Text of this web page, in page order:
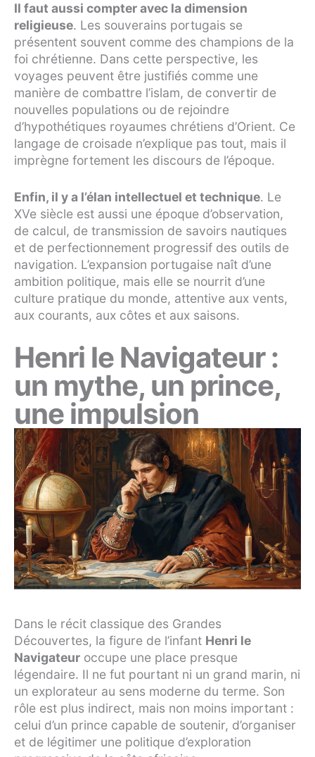
Il faut aussi compter avec la dimension
religieuse. Les souverains portugais se
présentent souvent comme des champions de la
foi chrétienne. Dans cette perspective, les
voyages peuvent être justifiés comme une
manière de combattre l’islam, de convertir de
nouvelles populations ou de rejoindre
d’hypothétiques royaumes chrétiens d’Orient. Ce
langage de croisade n’explique pas tout, mais il
imprègne fortement les discours de l’époque.
Enfin, il y a l’élan intellectuel et technique. Le
XVe siècle est aussi une époque d’observation,
de calcul, de transmission de savoirs nautiques
et de perfectionnement progressif des outils de
navigation. L’expansion portugaise naît d’une
ambition politique, mais elle se nourrit d’une
culture pratique du monde, attentive aux vents,
aux courants, aux côtes et aux saisons.
Henri le Navigateur :
un mythe, un prince,
une impulsion
Dans le récit classique des Grandes
Découvertes, la figure de l’infant Henri le
Navigateur occupe une place presque
légendaire. Il ne fut pourtant ni un grand marin, ni
un explorateur au sens moderne du terme. Son
rôle est plus indirect, mais non moins important :
celui d’un prince capable de soutenir, d’organiser
et de légitimer une politique d’exploration